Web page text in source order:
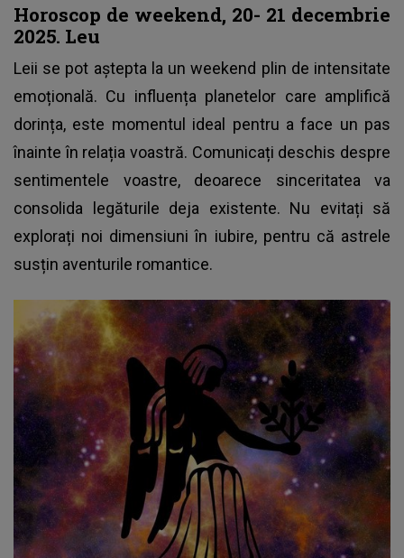
Horoscop de weekend, 20- 21 decembrie
2025. Leu
Leii se pot aștepta la un weekend plin de intensitate
emoțională. Cu influența planetelor care amplifică
dorința, este momentul ideal pentru a face un pas
înainte în relația voastră. Comunicați deschis despre
sentimentele voastre, deoarece sinceritatea va
consolida legăturile deja existente. Nu evitați să
explorați noi dimensiuni în iubire, pentru că astrele
susțin aventurile romantice.